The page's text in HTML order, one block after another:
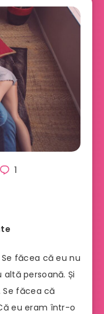
1
făcea că eu nu
persoană. Și
Se făcea că
eu eram într-o